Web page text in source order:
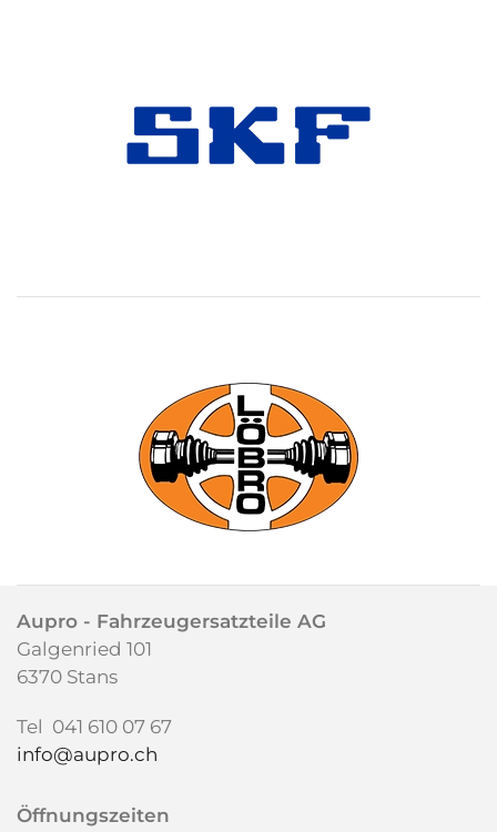
Aupro - Fahrzeugersatzteile AG
Galgenried 101
6370 Stans
Tel 041 610 07 67
info@aupro.ch
Öffnungszeiten